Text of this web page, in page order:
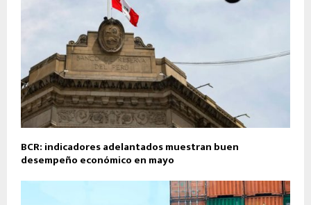
BCR: indicadores adelantados muestran buen
desempeño económico en mayo